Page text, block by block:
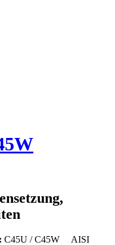
C45U / C45W AISI